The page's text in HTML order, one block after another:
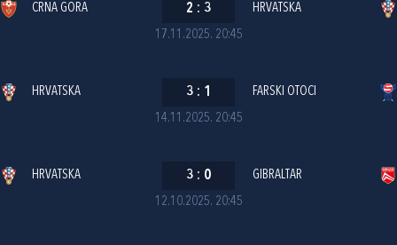
17.11.2025. 20:45
CRNA GORA 2 : 3 HRVATSKA
14.11.2025. 20:45
HRVATSKA 3 : 1 FARSKI OTOCI
12.10.2025. 20:45
HRVATSKA 3 : 0 GIBRALTAR